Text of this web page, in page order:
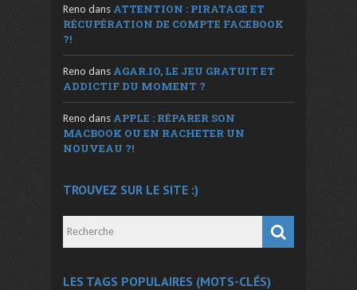
Reno dans ATTENTION : PIRATAGE ET
RÉCUPÉRATION DE COMPTE FACEBOOK
?!
Reno dans AGAR.IO, LE JEU GRATUIT ET
ADDICTIF DU MOMENT ?
Reno dans APPLE : RÉPARER SON
MACBOOK OU EN RACHETER UN
NOUVEAU ?!
TROUVEZ SUR LE SITE :)
LES TAGS POPULAIRES (MOTS-CLÉS)